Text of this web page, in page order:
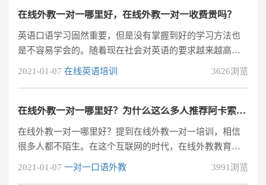
在线外教一对一哪里好，在线外教一对一收费贵吗？
英语口语学习固然重要，但是没有掌握到好的学习方法也
是不容易学会的。随着现在社会对英语的要求越来越高，
不会英语的人以后都很难找到高薪的职位。所以很多毕业
2021-01-07 在线英语培训 3626浏览
在线外教一对一哪里好？为什么这么多人推荐阿卡索外教网？
在线外教一对一哪里好？提到在线外教一对一培训，相信
很多人都不陌生。在这个互联网的时代，在线外教教育可
以满足让学生足不出户就可以跟着优质外教学习英语的需
2021-01-07 一对一口语外教 3991浏览